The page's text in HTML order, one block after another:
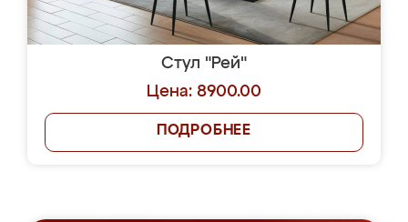
Стул "Рей"
Цена: 8900.00
ПОДРОБНЕЕ